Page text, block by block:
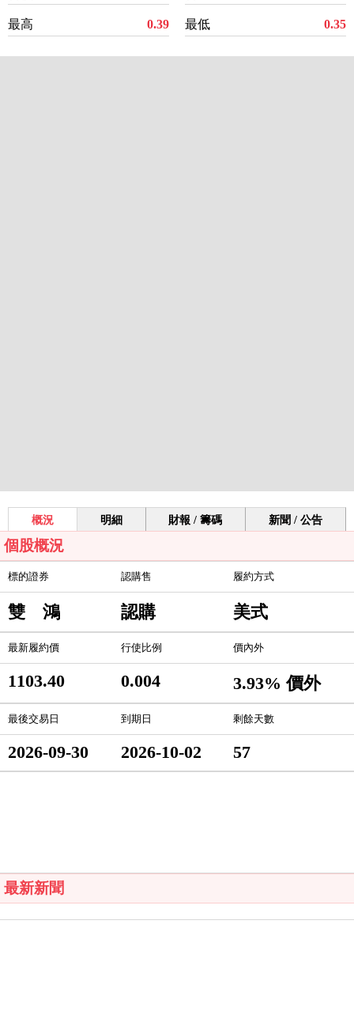
最高 0.39 最低 0.35
概況 明細 財報 / 籌碼 新聞 / 公告
個股概況
標的證券 認購售 履約方式
雙 鴻 認購 美式
最新履約價 行使比例 價內外
1103.40 0.004 3.93% 價外
最後交易日 到期日 剩餘天數
2026-09-30 2026-10-02 57
最新新聞